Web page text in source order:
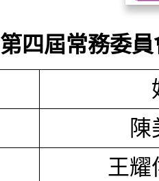
第四屆常務委
陳
王耀